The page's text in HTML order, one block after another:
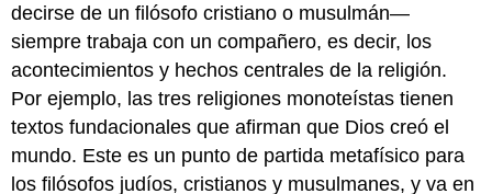
decirse de un filósofo cristiano o musulmán—
siempre trabaja con un compañero, es decir, los
acontecimientos y hechos centrales de la religión.
Por ejemplo, las tres religiones monoteístas tienen
textos fundacionales que afirman que Dios creó el
mundo. Este es un punto de partida metafísico para
los filósofos judíos, cristianos y musulmanes, y va en